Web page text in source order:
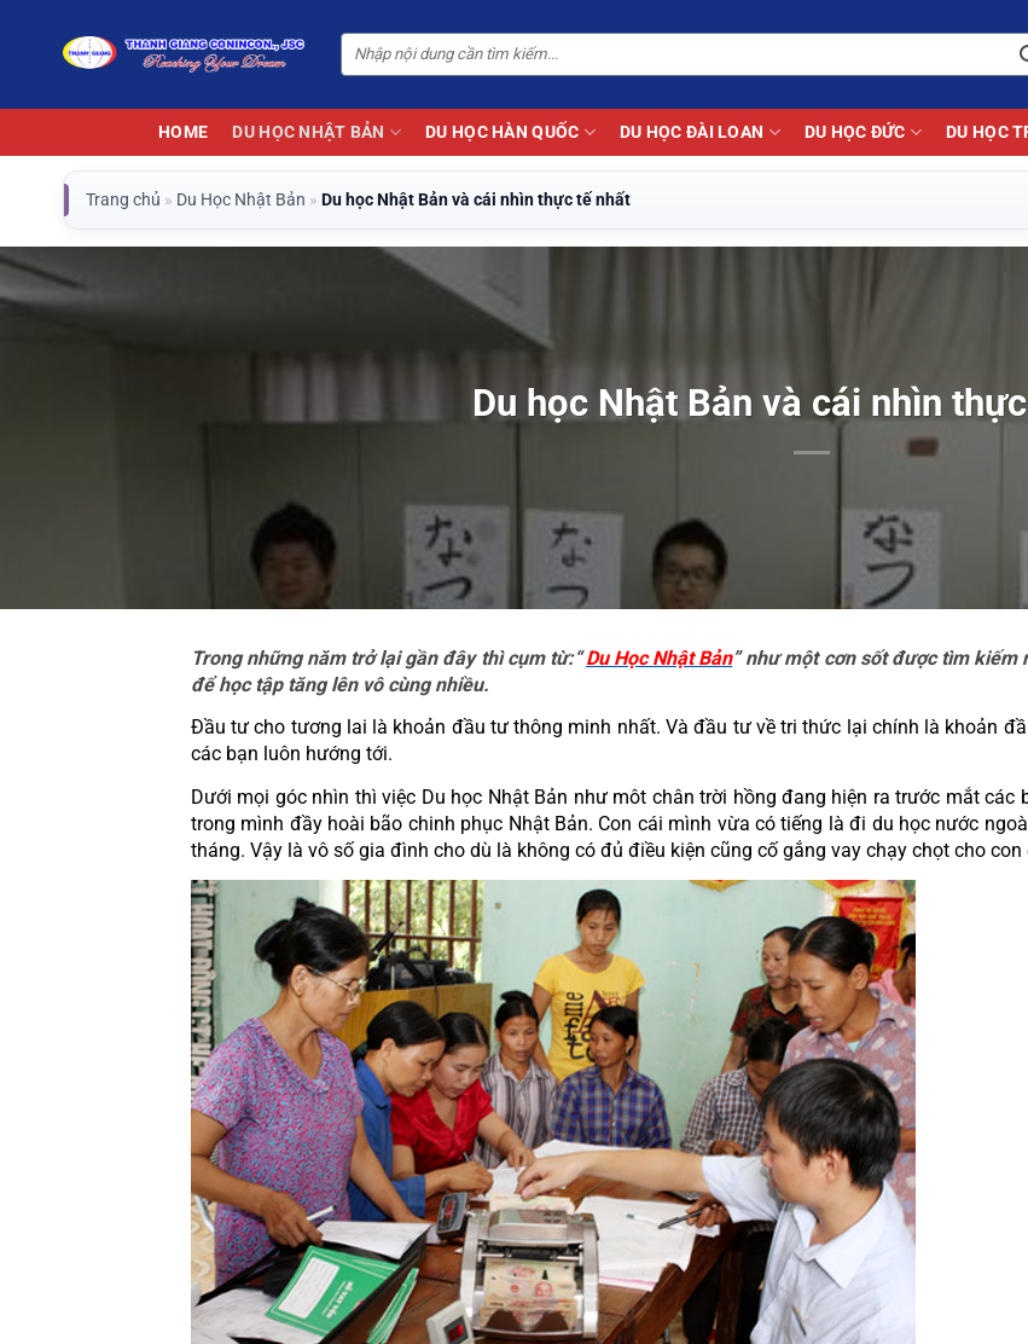
dung
HOME DU HỌC NHẬT BẢN DU HỌC HÀN QUỐC DU HỌC ĐÀI LOAN DU HỌC ĐỨC DU HỌC
Trang chủ » Du Học Nhật Bản » Du học Nhật Bản và cái nhìn thực tế nhất
Du học Nhật Bản và cái nhìn
Trong những năm trở lại gần đây thì cụm từ:“ Du Học Nhật Bản” như một cơn sốt được tìm kiếm
để học tập tăng lên vô cùng nhiều.
Đầu tư cho tương lai là khoản đầu tư thông minh nhất. Và đầu tư về tri thức lại chính là khoản
các bạn luôn hướng tới.
Dưới mọi góc nhìn thì việc Du học Nhật Bản như môt chân trời hồng đang hiện ra trước mắt các
trong mình đầy hoài bão chinh phục Nhật Bản. Con cái mình vừa có tiếng là đi du học nước
tháng. Vậy là vô số gia đình cho dù là không có đủ điều kiện cũng cố gắng vay chạy chọt cho